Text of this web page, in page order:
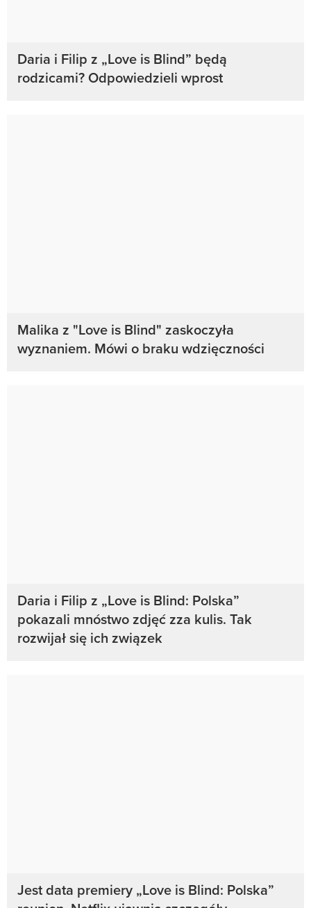
Daria i Filip z „Love is Blind” będą
rodzicami? Odpowiedzieli wprost
Malika z "Love is Blind" zaskoczyła
wyznaniem. Mówi o braku wdzięczności
Daria i Filip z „Love is Blind: Polska”
pokazali mnóstwo zdjęć zza kulis. Tak
rozwijał się ich związek
Jest data premiery „Love is Blind: Polska”